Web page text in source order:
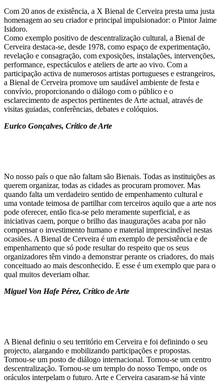
Com 20 anos de existência, a X Bienal de Cerveira presta uma justa
homenagem ao seu criador e principal impulsionador: o Pintor Jaime
Isidoro.
Como exemplo positivo de descentralização cultural, a Bienal de
Cerveira destaca-se, desde 1978, como espaço de experimentação,
revelação e consagração, com exposições, instalações, intervenções,
performance, espectáculos e ateliers de arte ao vivo. Com a
participação activa de numerosos artistas portugueses e estrangeiros,
a Bienal de Cerveira promove um saudável ambiente de festa e
convívio, proporcionando o diálogo com o público e o
esclarecimento de aspectos pertinentes de Arte actual, através de
visitas guiadas, conferências, debates e colóquios.
Eurico Gonçalves, Crítico de Arte
No nosso país o que não faltam são Bienais. Todas as instituições as
querem organizar, todas as cidades as procuram promover. Mas
quando falta um verdadeiro sentido de empenhamento cultural e
uma vontade teimosa de partilhar com terceiros aquilo que a arte nos
pode oferecer, então fica-se pelo meramente superficial, e as
iniciativas caem, porque o brilho das inaugurações acaba por não
compensar o investimento humano e material imprescindível nestas
ocasiões. A Bienal de Cerveira é um exemplo de persistência e de
empenhamento que só pode resultar do respeito que os seus
organizadores têm vindo a demonstrar perante os criadores, do mais
conceituado ao mais desconhecido. E esse é um exemplo que para o
qual muitos deveriam olhar.
Miguel Von Hafe Pérez, Crítico de Arte
A Bienal definiu o seu território em Cerveira e foi definindo o seu
projecto, alargando e mobilizando participações e propostas.
Tornou-se um posto de diálogo internacional. Tornou-se um centro
descentralização. Tornou-se um templo do nosso Tempo, onde os
oráculos interpelam o futuro. Arte e Cerveira casaram-se há vinte